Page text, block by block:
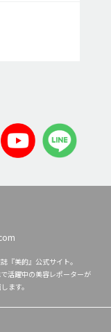
『美的』公式サイト。
活躍中の美容レポーターが
ます。